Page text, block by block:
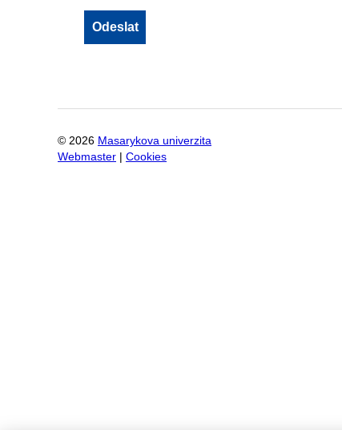
© 2026 Masarykova univerzita
Webmaster
Cookies